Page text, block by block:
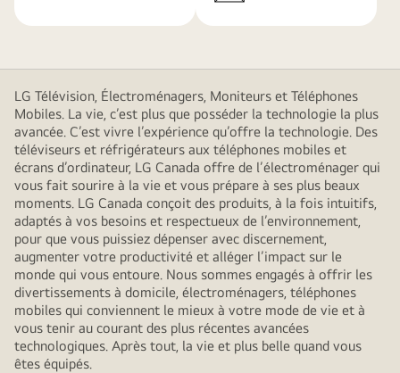
LG Télévision, Électroménagers, Moniteurs et Téléphones
Mobiles. La vie, c’est plus que posséder la technologie la plus
avancée. C’est vivre l’expérience qu’offre la technologie. Des
téléviseurs et réfrigérateurs aux téléphones mobiles et
écrans d’ordinateur, LG Canada offre de l’électroménager qui
vous fait sourire à la vie et vous prépare à ses plus beaux
moments. LG Canada conçoit des produits, à la fois intuitifs,
adaptés à vos besoins et respectueux de l’environnement,
pour que vous puissiez dépenser avec discernement,
augmenter votre productivité et alléger l’impact sur le
monde qui vous entoure. Nous sommes engagés à offrir les
divertissements à domicile, électroménagers, téléphones
mobiles qui conviennent le mieux à votre mode de vie et à
vous tenir au courant des plus récentes avancées
technologiques. Après tout, la vie et plus belle quand vous
êtes équipés.